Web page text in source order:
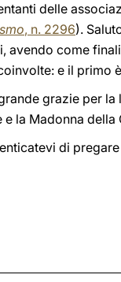
delle
, n. 2296).
come
e il primo
grazie per la
la Madonna
di